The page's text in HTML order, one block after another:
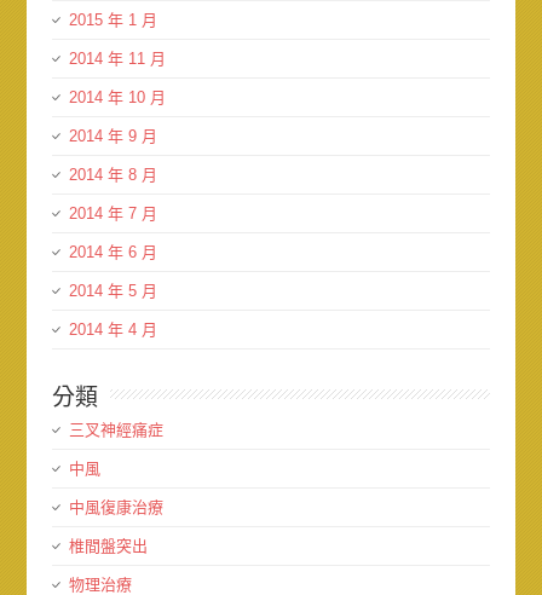
2015 年 1 月
2014 年 11 月
2014 年 10 月
2014 年 9 月
2014 年 8 月
2014 年 7 月
2014 年 6 月
2014 年 5 月
2014 年 4 月
分類
三叉神經痛症
中風
中風復康治療
椎間盤突出
物理治療